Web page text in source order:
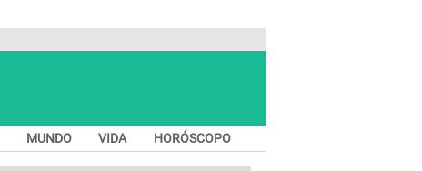
MUNDO VIDA HORÓSCOPO